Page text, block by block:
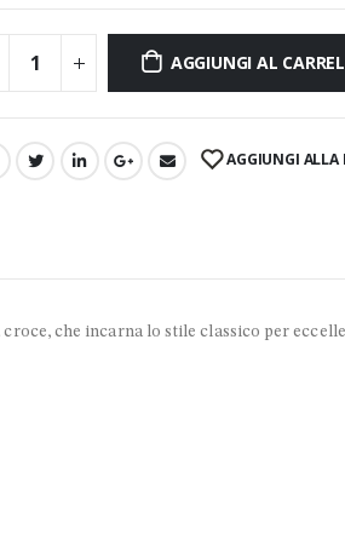
AGGIUNGI AL
AGGIUNGI ALLA
che incarna lo stile classico per